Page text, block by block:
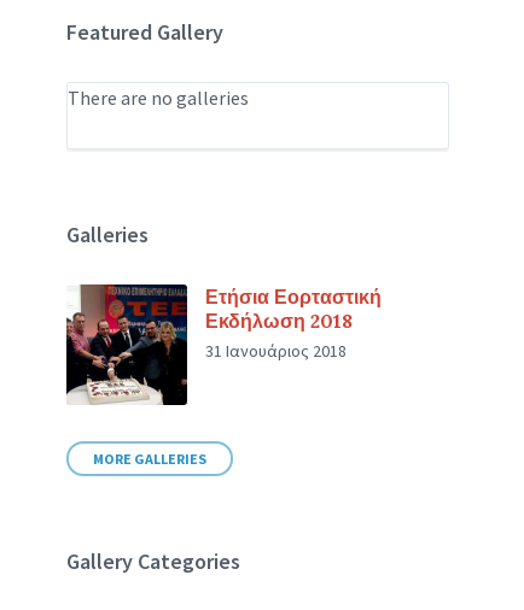
Featured Gallery
There are no galleries
Galleries
Ετήσια Εορταστική
Εκδήλωση 2018
31 Ιανουάριος 2018
MORE GALLERIES
Gallery Categories